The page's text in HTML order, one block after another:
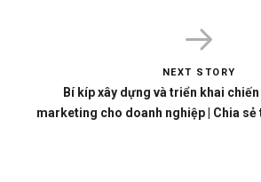
NEXT STORY
Bí kíp xây dựng và triển khai
marketing cho doanh nghiệp | Chia sẻ